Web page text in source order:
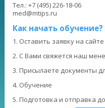
Тел.: +7 (495) 226-18-06
med@mtips.ru
Как начать обучение?
1. Оставить заявку на сайте
2. С Вами свяжется наш
3. Присылаете документы
4. Обучение
5. Подготовка и отправка